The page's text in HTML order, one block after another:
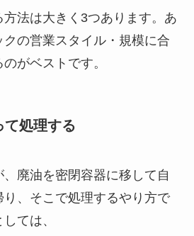
法は大きく3つあります。あ
の営業スタイル・規模に合
がベストです。
て処理する
廃油を密閉容器に移して自
、そこで処理するやり方で
ては、